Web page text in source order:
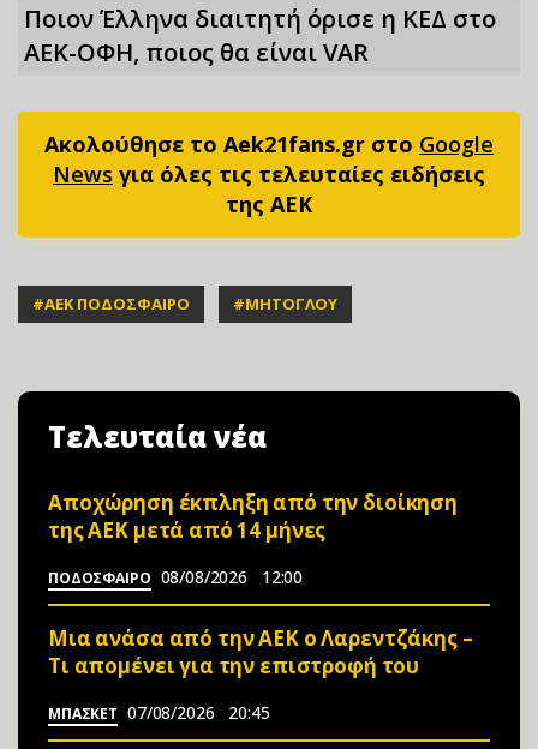
Ποιον Έλληνα διαιτητή όρισε η ΚΕΔ στο
ΑΕΚ-ΟΦΗ, ποιος θα είναι VAR
Ακολούθησε το Aek21fans.gr στο Google
News για όλες τις τελευταίες ειδήσεις
της ΑΕΚ
#ΑΕΚ ΠΟΔΟΣΦΑΙΡΟ #ΜΗΤΟΓΛΟΥ
Τελευταία νέα
Αποχώρηση έκπληξη από την διοίκηση
της ΑΕΚ μετά από 14 μήνες
ΠΟΔΟΣΦΑΙΡΟ 08/08/2026 12:00
Μια ανάσα από την ΑΕΚ ο Λαρεντζάκης –
Τι απομένει για την επιστροφή του
ΜΠΑΣΚΕΤ 07/08/2026 20:45